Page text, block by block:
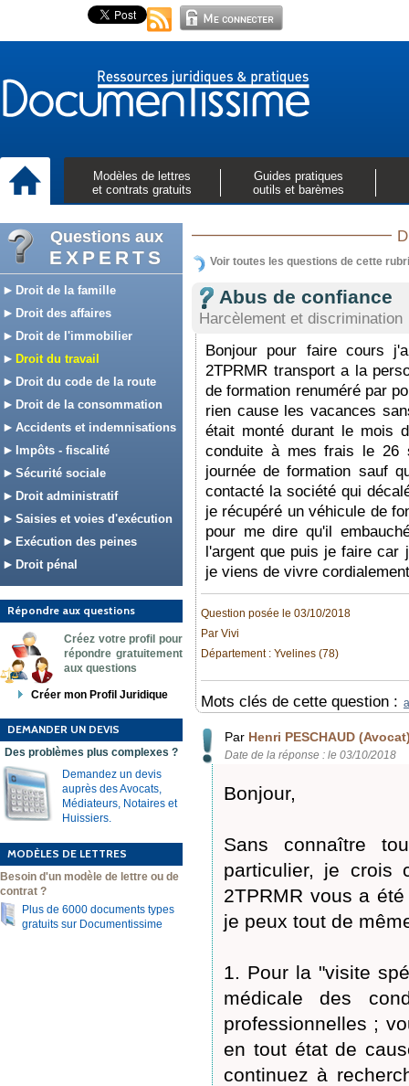
Modèles de lettres
et contrats gratuits
Guides pratiques
outils et barèmes
Questions aux
EXPERTS
Droit de la famille
Droit des affaires
Droit de l'immobilier
Droit du travail
Droit du code de la route
Droit de la consommation
Accidents et indemnisations
Impôts - fiscalité
Sécurité sociale
Droit administratif
Saisies et voies d'exécution
Exécution des peines
Droit pénal
Répondre aux questions
Créez votre profil pour
répondre gratuitement
aux questions
Créer mon Profil Juridique
DEMANDER UN DEVIS
Des problèmes plus complexes ?
Demandez un devis
auprès des Avocats,
Médiateurs, Notaires et
Huissiers.
MODÈLES DE LETTRES
Besoin d'un modèle de lettre ou de
contrat ?
Plus de 6000 documents types
gratuits sur Documentissime
Voir toutes les questions de cette
Abus de confiance
Harcèlement et discrimination
Bonjour pour faire cours
2TPRMR transport a la
de formation renuméré par
rien cause les vacances
était monté durant le mois
conduite à mes frais le 26
journée de formation sauf
contacté la société qui
je récupéré un véhicule de
pour me dire qu'il
l'argent que puis je faire car
je viens de vivre cordialement
Question posée le 03/10/2018
Par Vivi
Département : Yvelines (78)
Mots clés de cette question :
Par Henri PESCHAUD
Date de la réponse : le 03/10/2018
Bonjour,
Sans connaître
particulier, je crois
2TPRMR vous a
je peux tout de
1. Pour la "visite
médicale des
professionnelles ;
en tout état de
continuez à